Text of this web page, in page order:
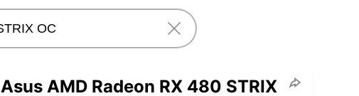
Asus AMD Radeon RX 480 STRIX